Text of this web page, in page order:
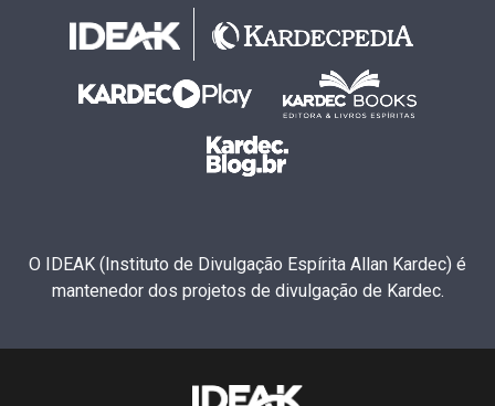
O IDEAK (Instituto de Divulgação Espírita Allan Kardec) é
mantenedor dos projetos de divulgação de Kardec.